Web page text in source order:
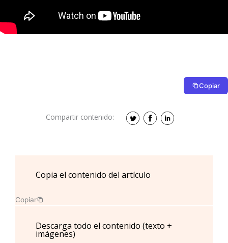
Copiar
Compartir contenido:
Copia el contenido del artículo
Copiar
Descarga todo el contenido (texto +
imágenes)